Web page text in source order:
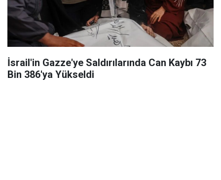
İsrail'in Gazze'ye Saldırılarında Can Kaybı 73
Bin 386'ya Yükseldi